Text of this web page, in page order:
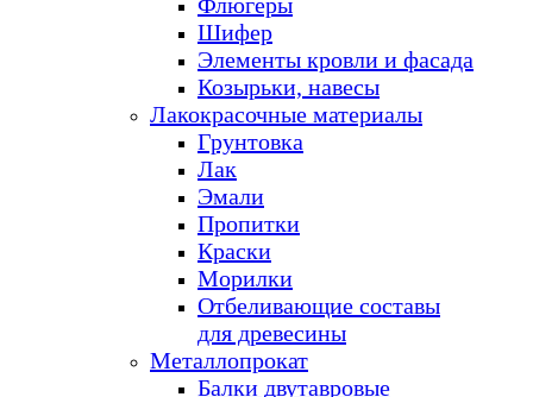
Шифер
Элементы кровли и фасада
Козырьки, навесы
Лакокрасочные материалы
Грунтовка
Лак
Эмали
Пропитки
Краски
Морилки
Отбеливающие составы
для древесины
Металлопрокат
Балки двутавровые